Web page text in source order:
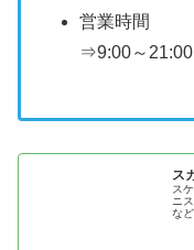
営業時間
⇒9:00～21:00
ス
ス
ニ
な